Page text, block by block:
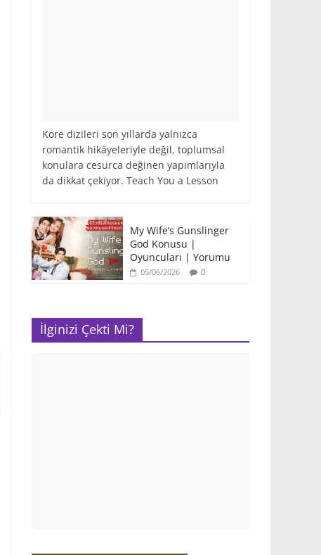
Kore dizileri son yıllarda yalnızca
romantik hikâyeleriyle değil, toplumsal
konulara cesurca değinen yapımlarıyla
da dikkat çekiyor. Teach You a Lesson
My Wife’s Gunslinger
God Konusu |
Oyuncuları | Yorumu
05/06/2026 0
İlginizi Çekti Mi?